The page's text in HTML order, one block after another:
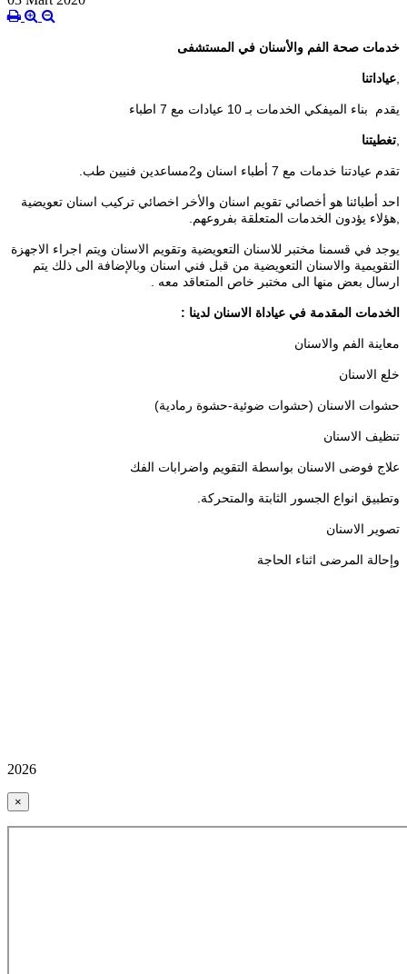
خدمات صحة الفم والأسنان في المستشفى
عياداتنا
يقدم بناء الميفكي الخدمات بـ 10 عيادات مع 7 اطباء
تغطيتنا
تقدم عيادتنا خدمات مع 7 أطباء اسنان و2مساعدين فنيين طب.
احد أطبائنا هو أخصائي تقويم اسنان والأخر اخصائي تركيب اسنان تعويضية
,هؤلاء يؤدون الخدمات المتعلقة بفروعهم.
يوجد في قسمنا مختبر للاسنان التعويضية وتقويم الاسنان ويتم اجراء الاجهزة
التقويمية والاسنان التعويضية من قبل فني اسنان وبالإضافة الى ذلك يتم
ارسال بعض منها الى مختبر خاص المتعاقد معه .
الخدمات المقدمة في عياداة الاسنان لدينا :
معاينة الفم والاسنان
خلع الاسنان
حشوات الاسنان (حشوات ضوئية-حشوة رمادية)
تنظيف الاسنان
علاج فوضى الاسنان بواسطة التقويم واضرابات الفك
وتطبيق انواع الجسور الثابتة والمتحركة.
تصوير الاسنان
وإحالة المرضى اثناء الحاجة
2026
×